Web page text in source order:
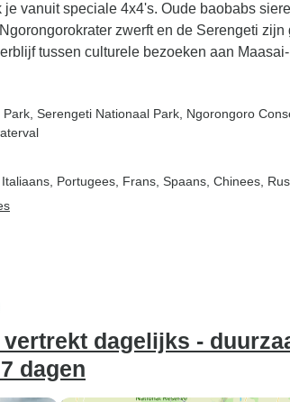
vanuit speciale 4x4's. Oude baobabs
zwerft en de Serengeti zijn
tussen culturele bezoeken aan
Park , Serengeti Nationaal Park , Ngorongoro
Portugees, Frans, Spaans, Chinees,
dagelijks -
dagen